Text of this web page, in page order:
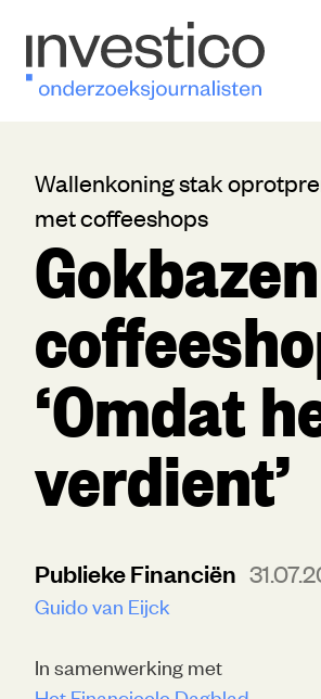
Wallenkoning stak
met coffeeshops
‘Omdat
verdient’
Publieke Financiën
Guido van Eijck
In samenwerking met